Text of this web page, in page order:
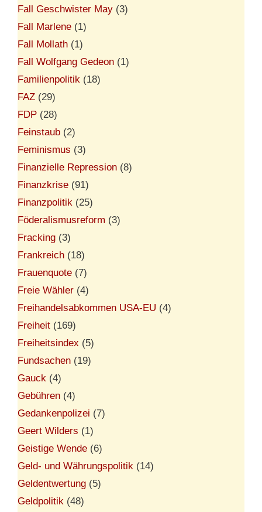
Fall Geschwister May (3)
Fall Marlene (1)
Fall Mollath (1)
Fall Wolfgang Gedeon (1)
Familienpolitik (18)
FAZ (29)
FDP (28)
Feinstaub (2)
Feminismus (3)
Finanzielle Repression (8)
Finanzkrise (91)
Finanzpolitik (25)
Föderalismusreform (3)
Fracking (3)
Frankreich (18)
Frauenquote (7)
Freie Wähler (4)
Freihandelsabkommen USA-EU (4)
Freiheit (169)
Freiheitsindex (5)
Fundsachen (19)
Gauck (4)
Gebühren (4)
Gedankenpolizei (7)
Geert Wilders (1)
Geistige Wende (6)
Geld- und Währungspolitik (14)
Geldentwertung (5)
Geldpolitik (48)